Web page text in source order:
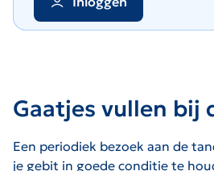
Gaatjes vullen bij
Een periodiek bezoek aan de
je gebit in goede conditie te